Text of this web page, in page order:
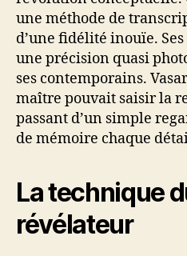
une méthode de
d’une fidélité inouïe.
une précision quasi
ses contemporains.
maître pouvait saisir la
passant d’un simple
de mémoire chaque
La technique
révélateur